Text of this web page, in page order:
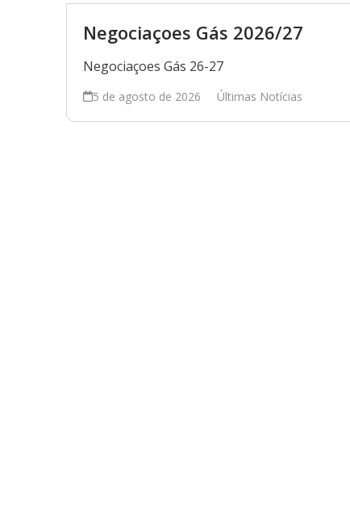
Negociaçoes Gás 2026/27
Negociaçoes Gás 26-27
5 de agosto de 2026 Últimas Notícias